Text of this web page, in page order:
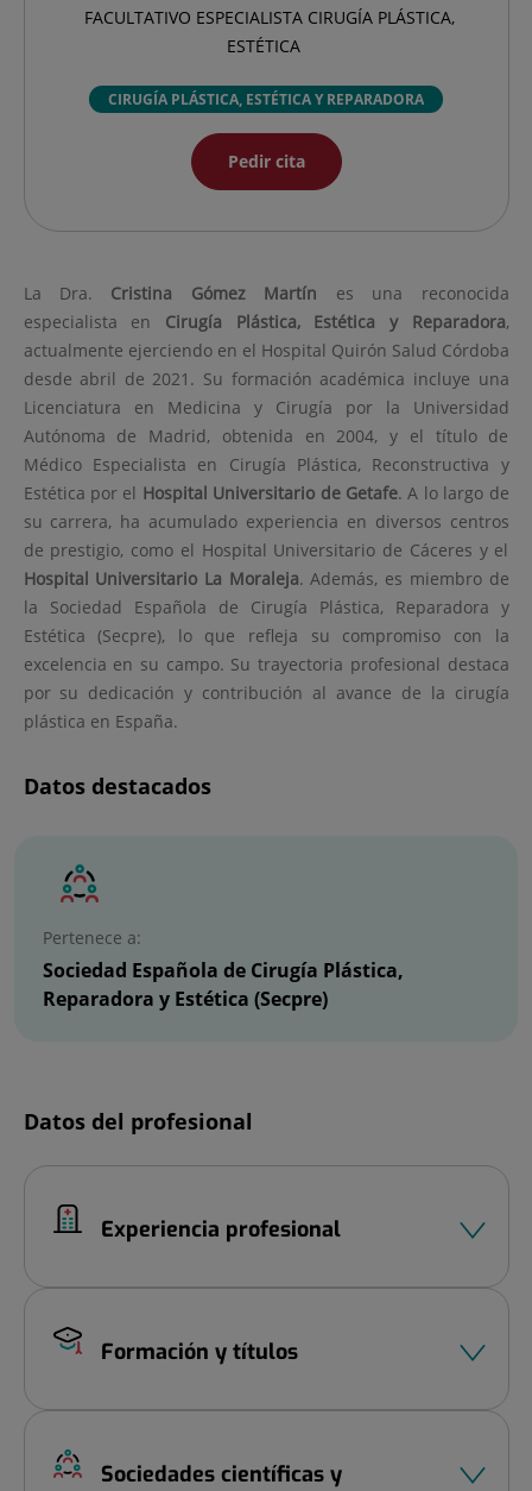
FACULTATIVO ESPECIALISTA CIRUGÍA PLÁSTICA,
ESTÉTICA
CIRUGÍA PLÁSTICA, ESTÉTICA Y REPARADORA
Pedir cita
La Dra. Cristina Gómez Martín es una reconocida
especialista en Cirugía Plástica, Estética y Reparadora,
actualmente ejerciendo en el Hospital Quirón Salud Córdoba
desde abril de 2021. Su formación académica incluye una
Licenciatura en Medicina y Cirugía por la Universidad
Autónoma de Madrid, obtenida en 2004, y el título de
Médico Especialista en Cirugía Plástica, Reconstructiva y
Estética por el Hospital Universitario de Getafe. A lo largo de
su carrera, ha acumulado experiencia en diversos centros
de prestigio, como el Hospital Universitario de Cáceres y el
Hospital Universitario La Moraleja. Además, es miembro de
la Sociedad Española de Cirugía Plástica, Reparadora y
Estética (Secpre), lo que refleja su compromiso con la
excelencia en su campo. Su trayectoria profesional destaca
por su dedicación y contribución al avance de la cirugía
plástica en España.
Datos destacados
Pertenece a:
Sociedad Española de Cirugía Plástica,
Reparadora y Estética (Secpre)
Datos del profesional
Experiencia profesional
Formación y títulos
Sociedades científicas y